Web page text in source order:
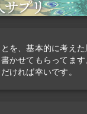
を、基本的に考えた
かせてもらってます
ければ幸いです。